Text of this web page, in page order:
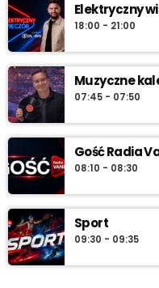
Elektryczny
18:00 - 21:00
Muzyczne
07:45 - 07:50
Gość Radia
08:10 - 08:30
Sport
09:30 - 09:35